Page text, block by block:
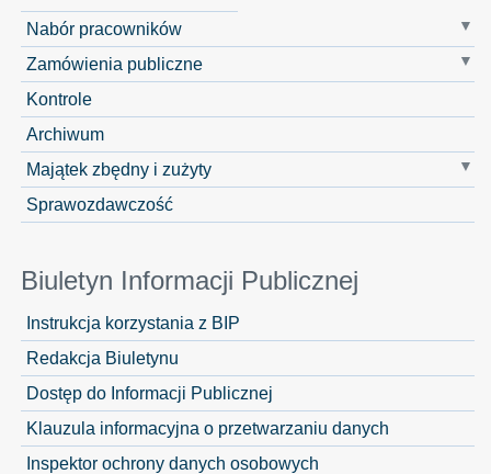
Nabór pracowników
Zamówienia publiczne
Kontrole
Archiwum
Majątek zbędny i zużyty
Sprawozdawczość
Biuletyn Informacji Publicznej
Instrukcja korzystania z BIP
Redakcja Biuletynu
Dostęp do Informacji Publicznej
Klauzula informacyjna o przetwarzaniu danych
Inspektor ochrony danych osobowych